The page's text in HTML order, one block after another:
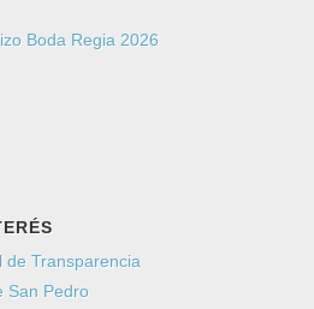
Boda Regia 2026
de Transparencia
San Pedro